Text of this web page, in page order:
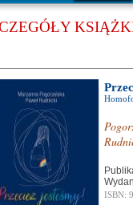
ISBN: